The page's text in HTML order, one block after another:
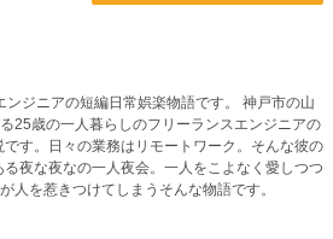
ジニアの短編日常娯楽物語です。 神戸市の山
25歳の一人暮らしのフリーランスエンジニアの
す。日々の業務はリモートワーク。そんな彼の
夜な夜なの一人夜会。一人をこよなく愛しつつ
人を惹きつけてしまうそんな物語です。